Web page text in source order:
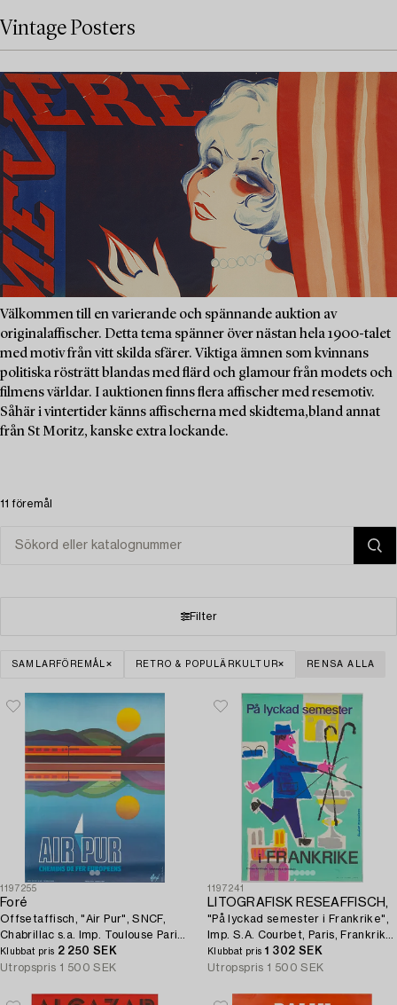
Vintage Posters
Välkommen till en varierande och spännande auktion av
originalaffischer. Detta tema spänner över nästan hela 1900-talet
med motiv från vitt skilda sfärer. Viktiga ämnen som kvinnans
politiska rösträtt blandas med flärd och glamour från modets och
filmens världar. I auktionen finns flera affischer med resemotiv.
Såhär i vintertider känns affischerna med skidtema,bland annat
från St Moritz, kanske extra lockande.
11 föremål
Filter
SAMLARFÖREMÅL RETRO & POPULÄRKULTUR RENSA ALLA
1197255
Foré
Offsetaffisch, "Air Pur", SNCF,
Chabrillac s.a. Imp. Toulouse Paris,
Frankrike. 1974.
Klubbat pris 2 250 SEK
Utropspris 1 500 SEK
1197241
LITOGRAFISK RESEAFFISCH,
"På lyckad semester i Frankrike",
Imp. S.A. Courbet, Paris, Frankrike,
1960-tal.
Klubbat pris 1 302 SEK
Utropspris 1 500 SEK